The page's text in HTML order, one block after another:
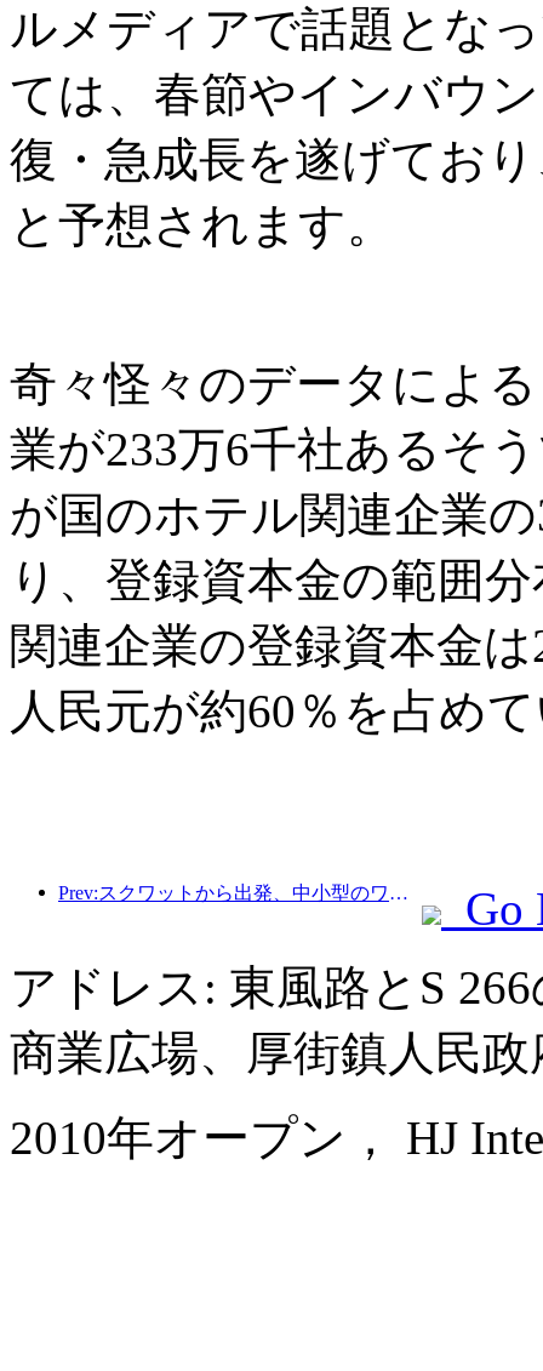
ルメディアで話題とな
ては、春節やインバウ
復・急成長を遂げてお
と予想されます。
奇々怪々のデータによ
業が233万6千社あるそ
が国のホテル関連企業
り、登録資本金の範囲
関連企業の登録資本金
人民元が約60％を占め
Prev:スクワットから出発、中小型のワインパイプがエネルギーを蓄える新たな旅を始める
Go
アドレス: 東風路とS
商業広場、厚街鎮人民政
2010年オープン， HJ